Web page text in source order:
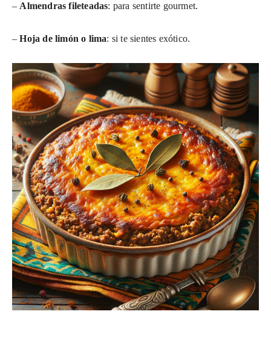
– Almendras fileteadas: para sentirte gourmet.
–Hoja de limón o lima: si te sientes exótico.